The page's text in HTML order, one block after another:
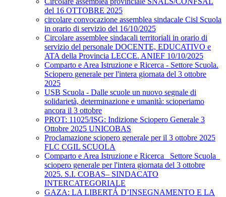
del 16 OTTOBRE 2025
circolare convocazione assemblea sindacale Cisl Scuola
in orario di servizio del 16/10/2025
Circolare assemblee sindacali territoriali in orario di
servizio del personale DOCENTE, EDUCATIVO e
ATA della Provincia LECCE. ANIEF 10/10/2025
Comparto e Area Istruzione e Ricerca - Settore Scuola.
Sciopero generale per l'intera giornata del 3 ottobre
2025
USB Scuola - Dalle scuole un nuovo segnale di
solidarietà, determinazione e umanità: scioperiamo
ancora il 3 ottobre
PROT: 11025/ISG: Indizione Sciopero Generale 3
Ottobre 2025 UNICOBAS
Proclamazione sciopero generale per il 3 ottobre 2025
FLC CGIL SCUOLA
Comparto e Area Istruzione e Ricerca_ Settore Scuola_
sciopero generale per l'intera giornata del 3 ottobre
2025. S.I. COBAS– SINDACATO
INTERCATEGORIALE
GAZA: LA LIBERTÁ D’INSEGNAMENTO E LA